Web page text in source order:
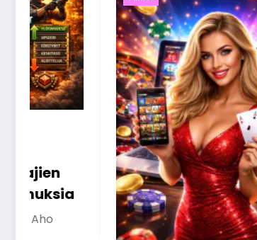
Nettikasinobonukset
selitettynä – näin saat
niistä kaiken irti
26 maaliskuun, 2026 Olivia Aho